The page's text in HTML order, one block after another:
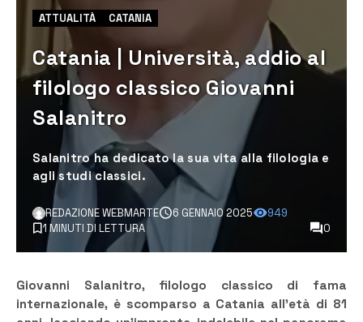
ATTUALITÀ CATANIA
Catania | Università, addio al
filologo classico Giovanni
Salanitro
Salanitro ha dedicato la sua vita alla filologia e
agli studi classici.
REDAZIONE WEBMARTE 6 GENNAIO 2025
949
1 MINUTI DI LETTURA
0
Giovanni Salanitro, filologo classico di fama
internazionale, è scomparso a Catania all’età di 81